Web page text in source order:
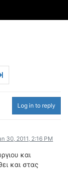
Log in to reply
30, 2011, 2:16 PM
και
και στας